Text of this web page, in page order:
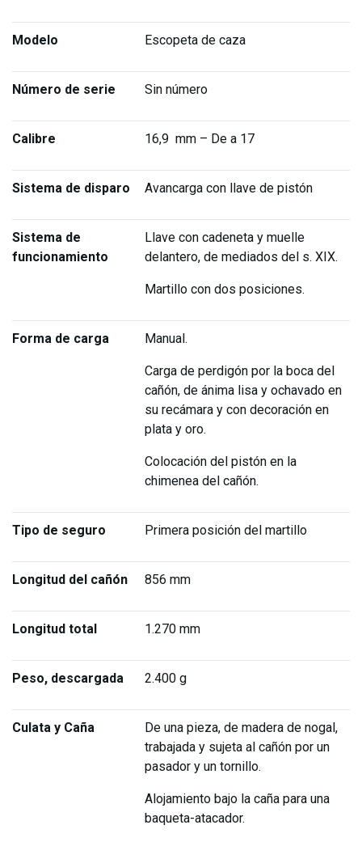
Modelo Escopeta de caza
Número de serie Sin número
Calibre 16,9 mm – De a 17
Sistema de disparo Avancarga con llave de pistón
Sistema de
funcionamiento
Llave con cadeneta y muelle
delantero, de mediados del s. XIX.
Martillo con dos posiciones.
Forma de carga Manual.
Carga de perdigón por la boca del
cañón, de ánima lisa y ochavado en
su recámara y con decoración en
plata y oro.
Colocación del pistón en la
chimenea del cañón.
Tipo de seguro Primera posición del martillo
Longitud del cañón 856 mm
Longitud total 1.270 mm
Peso, descargada 2.400 g
Culata y Caña
De una pieza, de madera de nogal,
trabajada y sujeta al cañón por un
pasador y un tornillo.
Alojamiento bajo la caña para una
baqueta-atacador.